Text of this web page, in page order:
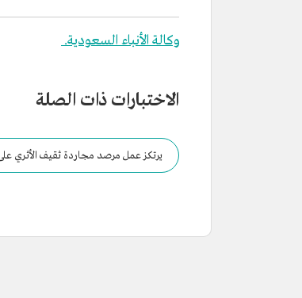
وكالة الأنباء السعودية.
الاختبارات ذات الصلة
يرتكز عمل مرصد مجاردة ثقيف الأثري